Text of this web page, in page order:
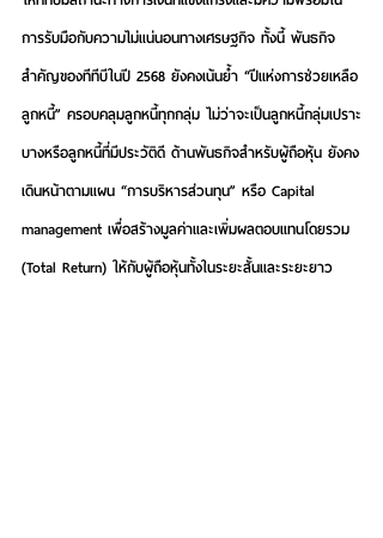
การรับมือกับความไม่แน่นอนทางเศรษฐกิจ ทั้งนี้ พันธกิจ
สำคัญของทีทีบีในปี 2568 ยังคงเน้นย้ำ “ปีแห่งการช่วยเหลือ
ลูกหนี้” ครอบคลุมลูกหนี้ทุกกลุ่ม ไม่ว่าจะเป็นลูกหนี้กลุ่มเปราะ
บางหรือลูกหนี้ที่มีประวัติดี ด้านพันธกิจสำหรับผู้ถือหุ้น ยังคง
เดินหน้าตามแผน “การบริหารส่วนทุน” หรือ Capital
management เพื่อสร้างมูลค่าและเพิ่มผลตอบแทนโดยรวม
(Total Return) ให้กับผู้ถือหุ้นทั้งในระยะสั้นและระยะยาว